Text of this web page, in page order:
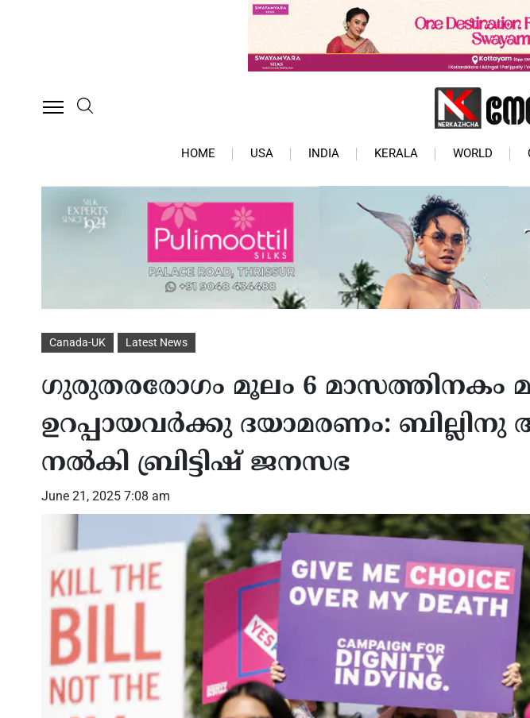
HOME USA INDIA KERALA WORLD
Canada-UK Latest News
ഗുരുതരരോഗം മൂലം 6 മാസത്തിനകം
ഉറപ്പായവർക്കു ദയാമരണം: ബില്ലിനു
നൽകി ബ്രിട്ടിഷ് ജനസഭ
June 21, 2025 7:08 am